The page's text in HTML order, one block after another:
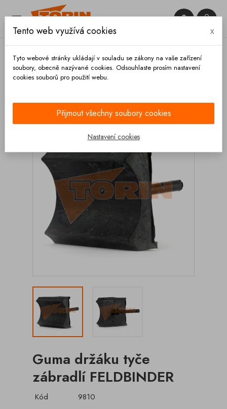
 

Guma držáku tyče
zábradlí FELDBINDER
Kód
9810
Tento web využívá cookies x
Tyto webové stránky ukládají v souladu se zákony na vaše zařízení
soubory, obecně nazývané cookies. Odsouhlaste prosím nastavení
cookies souborů pro použití webu.
Přijmout všechny soubory cookies
Nastavení cookies